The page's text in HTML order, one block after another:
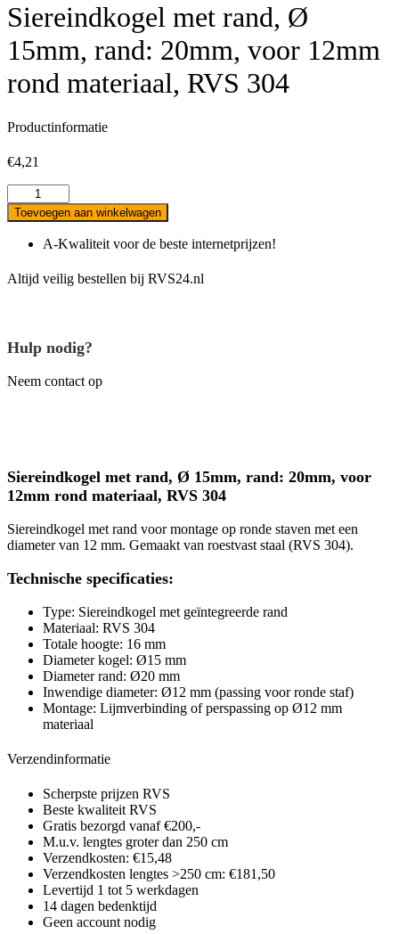
Siereindkogel met rand, Ø
15mm, rand: 20mm, voor 12mm
rond materiaal, RVS 304
Productinformatie
€4,21
Siereindkogel
met
rand,
rand:
20mm,
materiaal,
304
Toevoegen aan winkelwagen
A-Kwaliteit voor de beste internetprijzen!
Altijd veilig bestellen bij RVS24.nl
Hulp nodig?
Neem contact op
Siereindkogel met rand, Ø 15mm, rand: 20mm, voor
12mm rond materiaal, RVS 304
Siereindkogel met rand voor montage op ronde staven met een
diameter van 12 mm. Gemaakt van roestvast staal (RVS 304).
Technische specificaties:
Type: Siereindkogel met geïntegreerde rand
Materiaal: RVS 304
Totale hoogte: 16 mm
Diameter kogel: Ø15 mm
Diameter rand: Ø20 mm
Inwendige diameter: Ø12 mm (passing voor ronde staf)
Montage: Lijmverbinding of perspassing op Ø12 mm
materiaal
Verzendinformatie
Scherpste prijzen RVS
Beste kwaliteit RVS
Gratis bezorgd vanaf €200,-
M.u.v. lengtes groter dan 250 cm
Verzendkosten: €15,48
Verzendkosten lengtes >250 cm: €181,50
Levertijd 1 tot 5 werkdagen
14 dagen bedenktijd
Geen account nodig